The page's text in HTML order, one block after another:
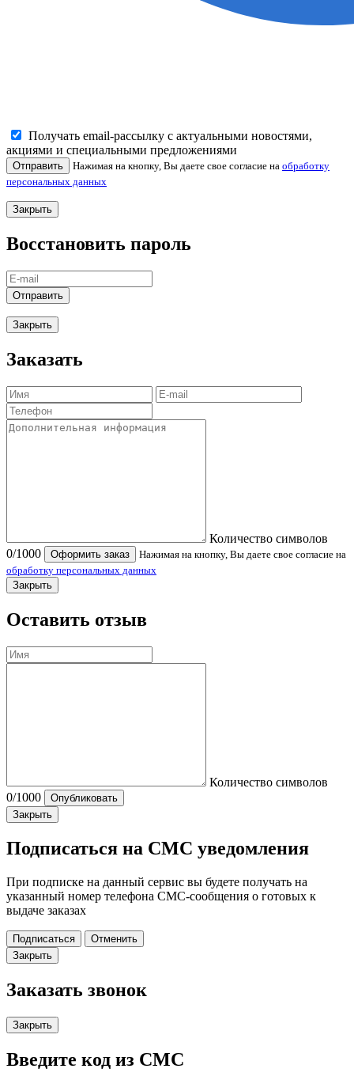
Получать email-рассылку с актуальными новостями,
акциями и специальными предложениями
Отправить Нажимая на кнопку, Вы даете свое согласие на обработку
персональных данных
Закрыть
Восстановить пароль
Отправить
Закрыть
Заказать
Количество символов
0/1000 Оформить заказ
Нажимая на кнопку, Вы даете свое согласие на
обработку персональных данных
Закрыть
Оставить отзыв
Количество символов
0/1000
Опубликовать
Закрыть
Подписаться на СМС уведомления
При подписке на данный сервис вы будете получать на
указанный номер телефона СМС-сообщения о готовых к
выдаче заказах
Подписаться
Отменить
Закрыть
Заказать звонок
Закрыть
Введите код из СМС